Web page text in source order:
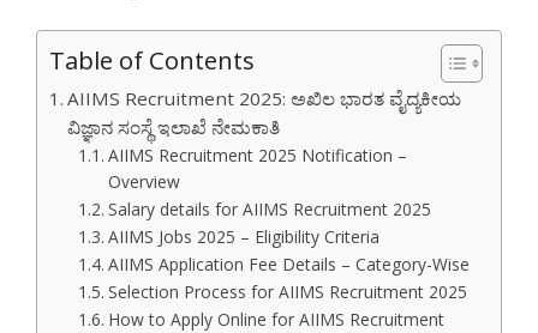
Table of Contents
AIIMS Recruitment 2025: ಅಖಿಲ ಭಾರತ ವೈದ್ಯಕೀಯ
ವಿಜ್ಞಾನ ಸಂಸ್ಥೆ ಇಲಾಖೆ ನೇಮಕಾತಿ
AIIMS Recruitment 2025 Notification –
Overview
Salary details for AIIMS Recruitment 2025
AIIMS Jobs 2025 – Eligibility Criteria
AIIMS Application Fee Details – Category-Wise
Selection Process for AIIMS Recruitment 2025
How to Apply Online for AIIMS Recruitment